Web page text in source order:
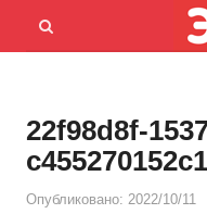
Menu
Открыть
22f98d8f-
Опубликовано: 2022/10/11